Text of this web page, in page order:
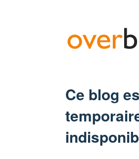
Ce blog